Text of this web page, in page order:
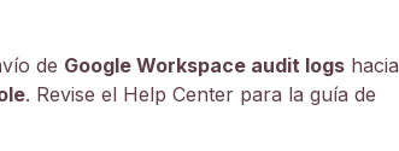
de Google Workspace audit logs hacia
. Revise el Help Center para la guía de